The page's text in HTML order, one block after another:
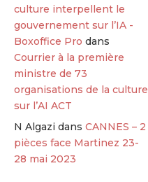
culture interpellent le
gouvernement sur l’IA -
Boxoffice Pro dans
Courrier à la première
ministre de 73
organisations de la culture
sur l’AI ACT
N Algazi dansCANNES – 2
pièces face Martinez 23-
28 mai 2023